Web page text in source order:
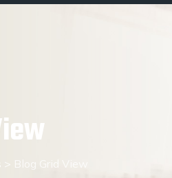
> Blog Grid View